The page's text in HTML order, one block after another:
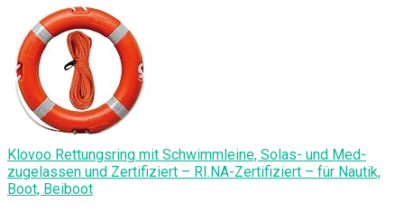
Klovoo Rettungsring mit Schwimmleine, Solas- und Med-
zugelassen und Zertifiziert – RI.NA-Zertifiziert – für Nautik,
Boot, Beiboot